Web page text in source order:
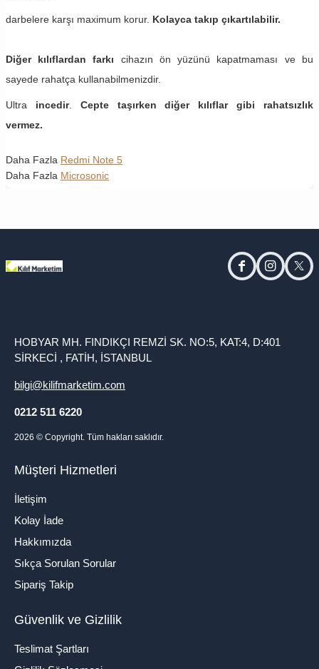
darbelere karşı maximum korur. Kolayca takıp çıkartılabilir.
Diğer kılıflardan farkı cihazın ön yüzünü kapatmaması ve bu
sayede rahatça kullanabilmenizdir.
Ultra incedir. Cepte taşırken diğer kılıflar gibi rahatsızlık
vermez.
Daha Fazla Redmi Note 5
Daha Fazla Microsonic
facebookinstagram
HOBYAR MH. FINDIKÇI REMZİ SK. NO:5, KAT:4, D:401
SİRKECİ , FATİH, İSTANBUL
bilgi@kilifmarketim.com
0212 511 6220
2026 © Copyright. Tüm hakları saklıdır.
Müşteri Hizmetleri
İletişim
Kolay İade
Hakkımızda
Sıkça Sorulan Sorular
Sipariş Takip
Güvenlik ve Gizlilik
Teslimat Şartları